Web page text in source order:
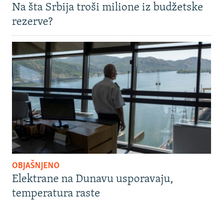
Na šta Srbija troši milione iz budžetske
rezerve?
OBJAŠNJENO
Elektrane na Dunavu usporavaju,
temperatura raste